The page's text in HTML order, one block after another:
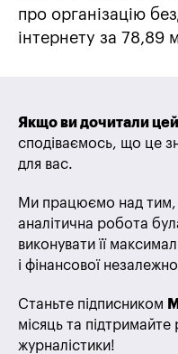
про організацію
інтернету за 78,89
Якщо ви дочитали цей
сподіваємось, що це
для вас.
Ми працюємо над тим,
аналітична робота
виконувати її
і фінансової
Станьте підписником
місяць та підтримайте
журналістики!